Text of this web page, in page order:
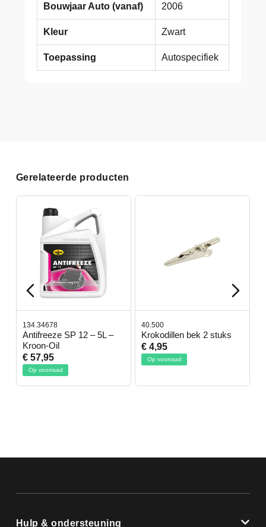
Bouwjaar Auto (vanaf) 2006
Kleur Zwart
Toepassing Autospecifiek
Gerelateerde producten
134.34678
Antifreeze SP 12 – 5L –
Kroon-Oil
€ 57,95
Op voorraad
40.500
Krokodillen bek 2 stuks
€ 4,95
Op voorraad
Hulp & ondersteuning